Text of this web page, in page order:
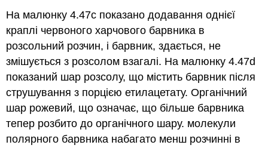
На малюнку 4.47c показано додавання однієї
краплі червоного харчового барвника в
розсольний розчин, і барвник, здається, не
змішується з розсолом взагалі. На малюнку 4.47d
показаний шар розсолу, що містить барвник після
струшування з порцією етилацетату. Органічний
шар рожевий, що означає, що більше барвника
тепер розбито до органічного шару. молекули
полярного барвника набагато менш розчинні в